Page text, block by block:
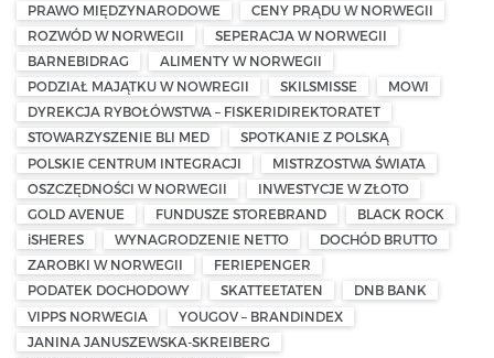
PRAWO MIĘDZYNARODOWE
CENY PRĄDU W NORWEGII
ROZWÓD W NORWEGII
SEPERACJA W NORWEGII
BARNEBIDRAG
ALIMENTY W NORWEGII
PODZIAŁ MAJĄTKU W NOWREGII
SKILSMISSE
MOWI
DYREKCJA RYBOŁÓWSTWA – FISKERIDIREKTORATET
STOWARZYSZENIE BLI MED
SPOTKANIE Z POLSKĄ
POLSKIE CENTRUM INTEGRACJI
MISTRZOSTWA ŚWIATA
OSZCZĘDNOŚCI W NORWEGII
INWESTYCJE W ZŁOTO
GOLD AVENUE
FUNDUSZE STOREBRAND
BLACK ROCK
iSHERES
WYNAGRODZENIE NETTO
DOCHÓD BRUTTO
ZAROBKI W NORWEGII
FERIEPENGER
PODATEK DOCHODOWY
SKATTEETATEN
DNB BANK
VIPPS NORWEGIA
YOUGOV – BRANDINDEX
JANINA JANUSZEWSKA-SKREIBERG